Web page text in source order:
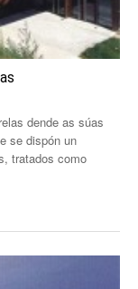
dende as súas
se dispón un
tratados como